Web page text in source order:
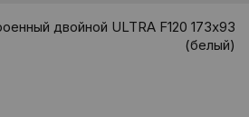
двойной ULTRA F120 173х93
(белый)